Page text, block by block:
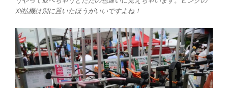
刈払機は別に置いたほうがいいですよね！